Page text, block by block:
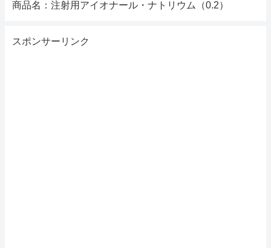
商品名：注射用アイオナール・ナトリウム（0.2）
スポンサーリンク